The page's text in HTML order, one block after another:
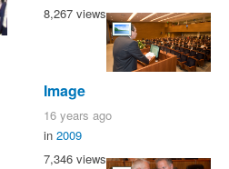
8,267 views
Image
16 years ago
in 2009
7,346 views